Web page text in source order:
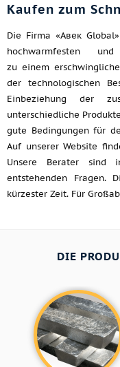
Kaufen zum
Die Firma «Авек
hochwarmfesten und
zu einem
der technologischen
Einbeziehung der
unterschiedliche
gute Bedingungen für
Auf unserer Website
Unsere Berater sind
entstehenden Fragen.
kürzester Zeit. Für
DIE